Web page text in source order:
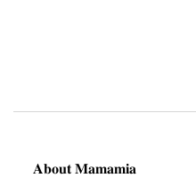
𝐀𝐛𝐨𝐮𝐭 𝐌𝐚𝐦𝐚𝐦𝐢𝐚